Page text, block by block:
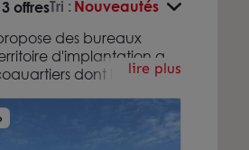
3 offresTri : Nouveautés
des bureaux
d'implantation au
dont la Zac des
les plus attractifs de la
bureaux à même de
(Bérangerais, parc
lire plus